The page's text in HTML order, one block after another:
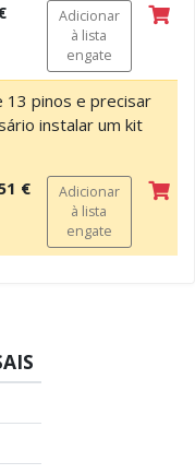
Adicionar
à lista
engate
13 pinos e precisar
instalar um kit
€
Adicionar
à lista
engate